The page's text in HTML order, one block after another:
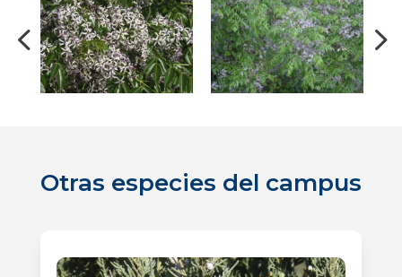
Otras especies del campus